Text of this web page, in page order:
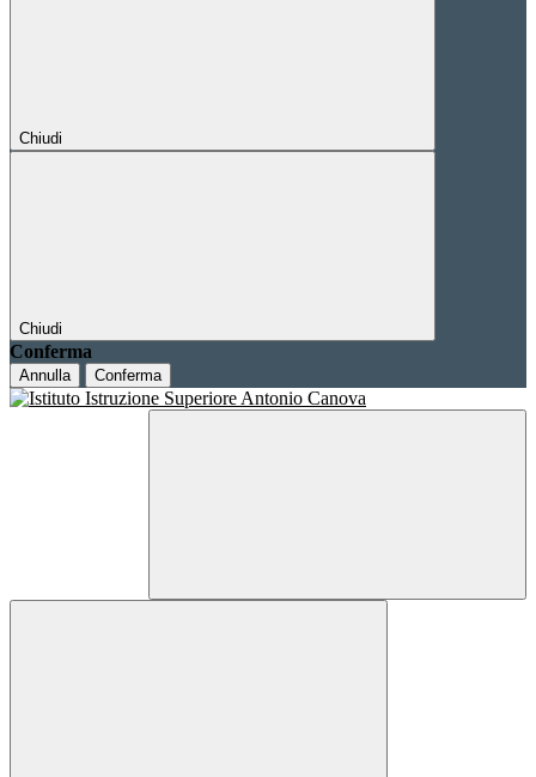
Chiudi
Chiudi
Conferma
Annulla Conferma